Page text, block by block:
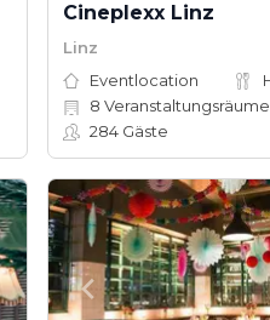
Cineplexx Linz
Linz
Eventlocation
8 Veranstaltungsräume
284 Gäste